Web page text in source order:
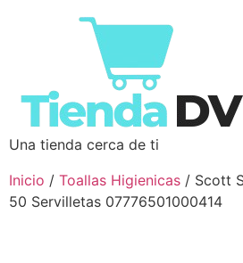
Una tienda cerca de ti
Inicio / Toallas Higienicas / Scott
50 Servilletas 07776501000414